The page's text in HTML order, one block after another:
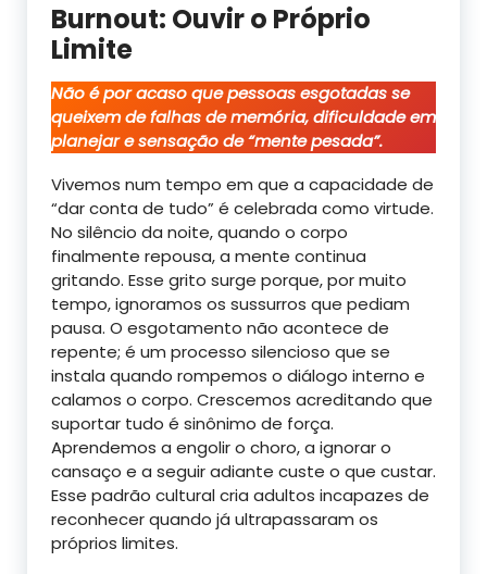
Burnout: Ouvir o Próprio
Limite
Não é por acaso que pessoas esgotadas se
queixem de falhas de memória, dificuldade em
planejar e sensação de “mente pesada”.
Vivemos num tempo em que a capacidade de
“dar conta de tudo” é celebrada como virtude.
No silêncio da noite, quando o corpo
finalmente repousa, a mente continua
gritando. Esse grito surge porque, por muito
tempo, ignoramos os sussurros que pediam
pausa. O esgotamento não acontece de
repente; é um processo silencioso que se
instala quando rompemos o diálogo interno e
calamos o corpo. Crescemos acreditando que
suportar tudo é sinônimo de força.
Aprendemos a engolir o choro, a ignorar o
cansaço e a seguir adiante custe o que custar.
Esse padrão cultural cria adultos incapazes de
reconhecer quando já ultrapassaram os
próprios limites.